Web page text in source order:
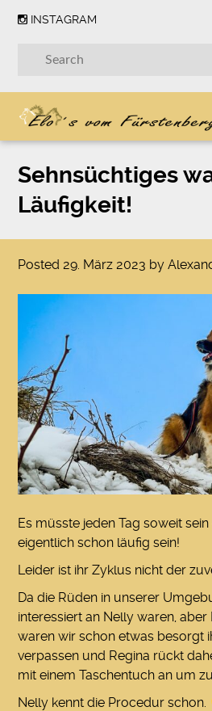
INSTAGRAM
Sehnsüchtiges
Läufigkeit!
Posted 29. März 2023 by
Es müsste jeden Tag soweit
eigentlich schon läufig sein!
Leider ist ihr Zyklus nicht der
Da die Rüden in unserer
interessiert an Nelly waren, aber
waren wir schon etwas besorgt
verpassen und Regina rückt
mit einem Taschentuch an um zu
Nelly kennt die Procedur schon.